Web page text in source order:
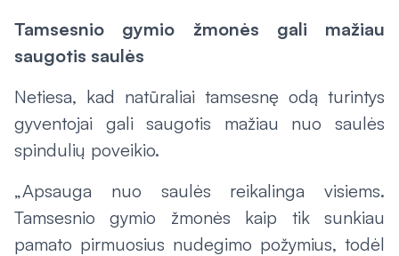
Tamsesnio gymio žmonės gali mažiau
saugotis saulės
Netiesa, kad natūraliai tamsesnę odą turintys
gyventojai gali saugotis mažiau nuo saulės
spindulių poveikio.
„Apsauga nuo saulės reikalinga visiems.
Tamsesnio gymio žmonės kaip tik sunkiau
pamato pirmuosius nudegimo požymius, todėl